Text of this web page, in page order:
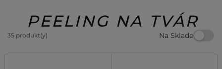
Beauty
PEELING NA TVÁR
35 produkt(y) Na Sklade